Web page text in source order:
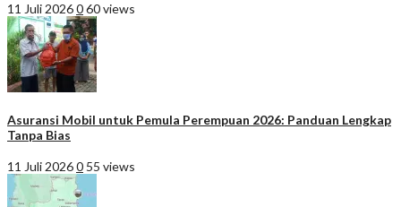
11 Juli 2026060 views
Asuransi Mobil untuk Pemula Perempuan 2026: Panduan Lengkap
Tanpa Bias
11 Juli 20260 55 views